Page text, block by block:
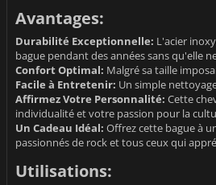
Avantages:
Durabilité Exceptionnelle: L'acier
bague pendant des années sans qu'elle
Confort Optimal: Malgré sa taille
Facile à Entretenir: Un simple
Affirmez Votre Personnalité: Cette
individualité et votre passion pour la
Un Cadeau Idéal: Offrez cette bague à
passionnés de rock et tous ceux qui
Utilisations: